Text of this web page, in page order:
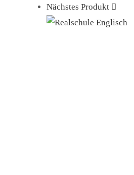
Nächstes Produkt